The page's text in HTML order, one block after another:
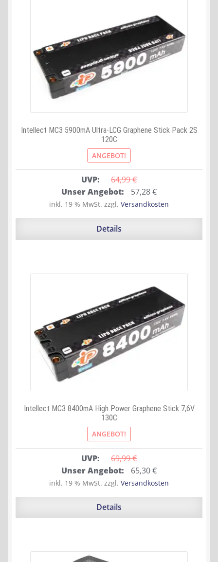
Intellect MC3 5900mA Ultra-LCG Graphene Stick Pack 2S
120C
ANGEBOT!
UVP: 64,99 €
Ursprünglicher
Preis
war:
Unser Angebot: 57,28€Aktueller
Preis
ist:
inkl. 19 % MwSt. zzgl. Versandkosten
Details
Intellect MC3 8400mA High Power Graphene Stick 7,6V
130C
ANGEBOT!
UVP: 69,99 €
Ursprünglicher
Preis
war:
Unser Angebot: 65,30€Aktueller
Preis
ist:
inkl. 19 % MwSt. zzgl. Versandkosten
Details